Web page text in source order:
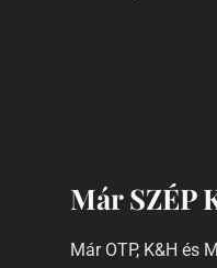
Már SZÉP
Már OTP, K&H és